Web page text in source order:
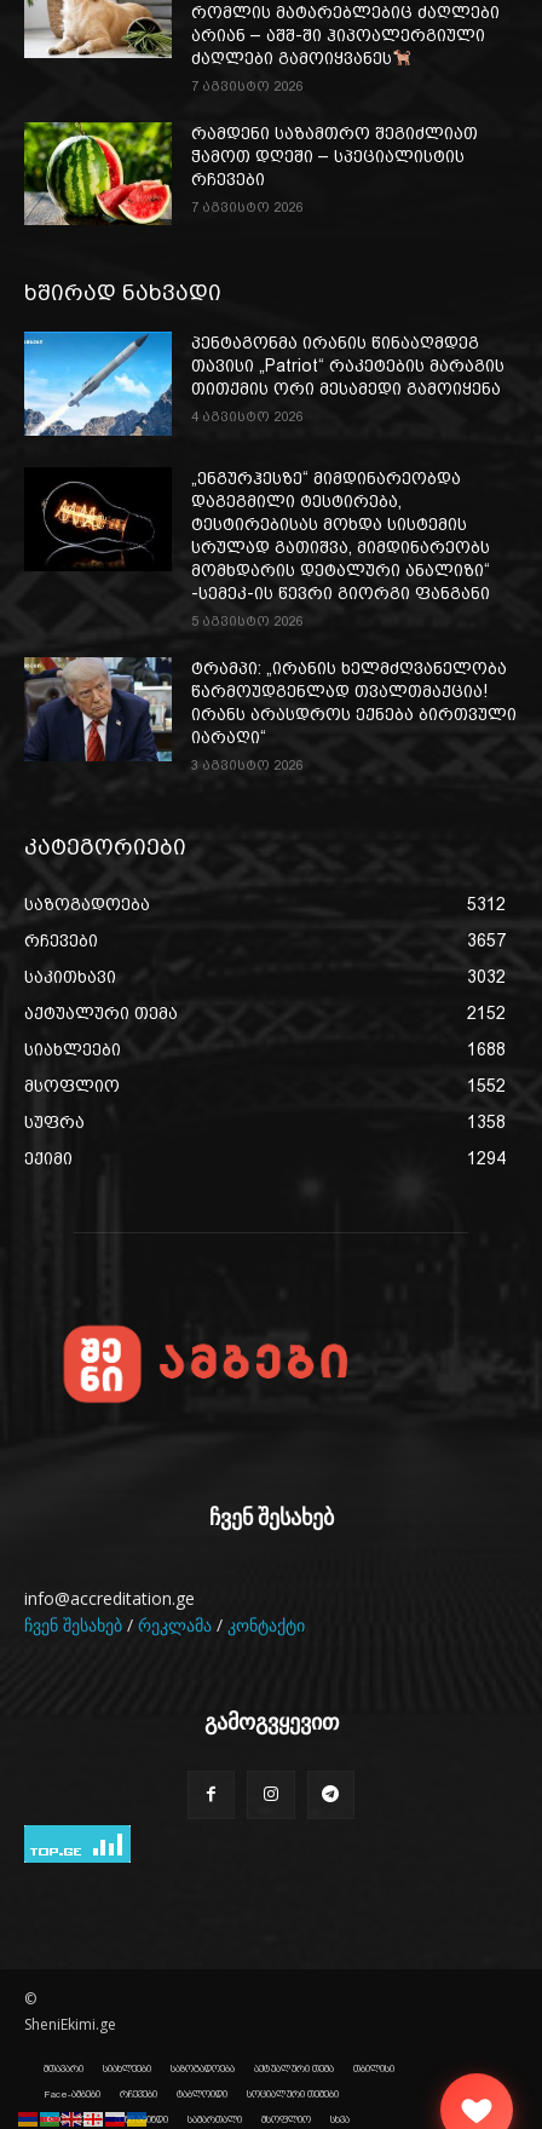
რომლის მატარებლებიც ძაღლები
არიან – აშშ-ში ჰიპოალერგიული
ძაღლები გამოიყვანეს
7 აგვისტო 2026
რამდენი საზამთრო შეგიძლიათ
ჭამოთ დღეში – სპეციალისტის
რჩევები
7 აგვისტო 2026
ხშირად ნახვადი
პენტაგონმა ირანის წინააღმდეგ
თავისი „Patriot“ რაკეტების მარაგის
თითქმის ორი მესამედი გამოიყენა
4 აგვისტო 2026
„ენგურჰესზე“ მიმდინარეობდა
დაგეგმილი ტესტირება,
ტესტირებისას მოხდა სისტემის
სრულად გათიშვა, მიმდინარეობს
მომხდარის დეტალური ანალიზი“
-სემეკ-ის წევრი გიორგი ფანგანი
5 აგვისტო 2026
ტრამპი: „ირანის ხელმძღვანელობა
წარმოუდგენლად თვალთმაქცია!
ირანს არასდროს ექნება ბირთვული
იარაღი“
3 აგვისტო 2026
კატეგორიები
საზოგადოება
5312
რჩევები
3657
საკითხავი
3032
აქტუალური თემა
2152
სიახლეები
1688
მსოფლიო
1552
სუფრა
1358
ექიმი
1294
ჩვენ შესახებ
info@accreditation.ge
ჩვენ შესახებ / რეკლამა / კონტაქტი
გამოგვყევით
©
SheniEkimi.ge
მთავარი სიახლეები საზოგადოება აქტუალური თემა თბილისი
Face-ამბები რჩევები ტაბლოიდი სოციალური თემები
ისტორიები შენი ამინდი სამართალი მსოფლიო სხვა